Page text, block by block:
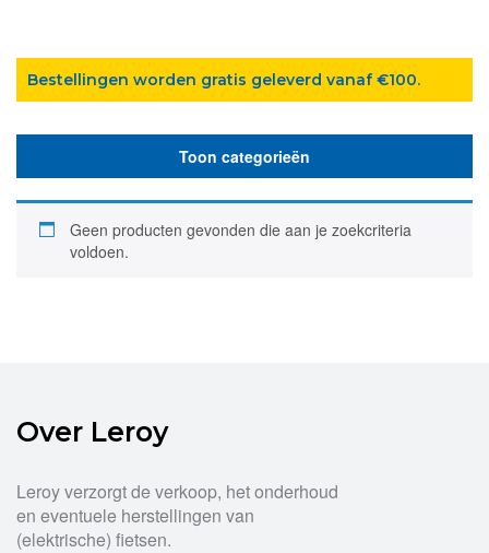
Bestellingen worden gratis geleverd vanaf €100.
Toon categorieën
Geen producten gevonden die aan je zoekcriteria
voldoen.
Over Leroy
Leroy verzorgt de verkoop, het onderhoud
en eventuele herstellingen van
(elektrische) fietsen.